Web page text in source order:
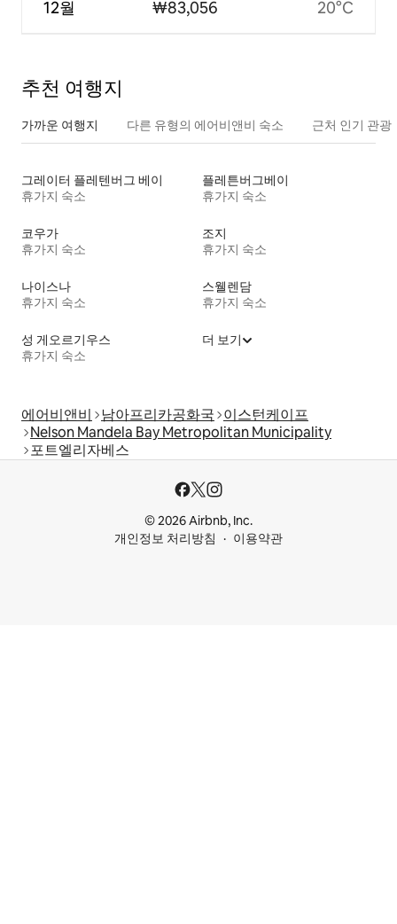
12월 ₩83,056 20°C
추천 여행지
가까운 여행지 다른 유형의 에어비앤비 숙소 근처 인기 관광
그레이터 플레텐버그 베이
휴가지 숙소
플레튼버그베이
휴가지 숙소
코우가
휴가지 숙소
조지
휴가지 숙소
나이스나
휴가지 숙소
스웰렌담
휴가지 숙소
성 게오르기우스
휴가지 숙소
더 보기
에어비앤비 남아프리카공화국 이스턴케이프
Nelson Mandela Bay Metropolitan Municipality
포트엘리자베스
© 2026 Airbnb, Inc.
개인정보 처리방침
이용약관